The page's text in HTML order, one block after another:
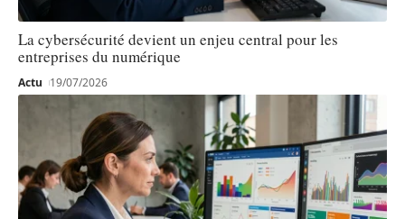
La cybersécurité devient un enjeu central pour les
entreprises du numérique
Actu 19/07/2026